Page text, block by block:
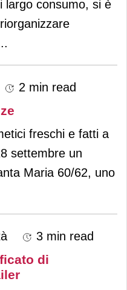
largo consumo, si è
2 min read
freschi e fatti a
settembre un
Maria 60/62, uno
3 min read
di